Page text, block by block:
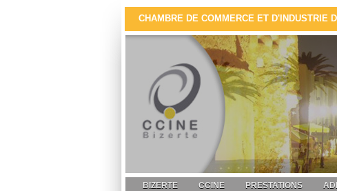
CHAMBRE DE COMMERCE ET D'INDUSTRIE
BIZERTE CCINE PRESTATIONS